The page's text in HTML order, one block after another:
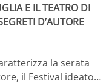
E IL TEATRO DI
D’AUTORE
la serata
il Festival ideato…